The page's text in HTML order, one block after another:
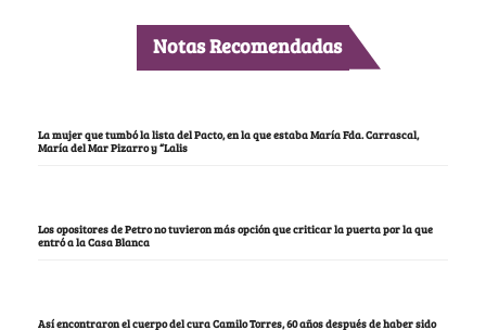
Notas Recomendadas
La mujer que tumbó la lista del Pacto, en la que estaba María Fda. Carrascal,
María del Mar Pizarro y “Lalis
Los opositores de Petro no tuvieron más opción que criticar la puerta por la que
entró a la Casa Blanca
Así encontraron el cuerpo del cura Camilo Torres, 60 años después de haber sido